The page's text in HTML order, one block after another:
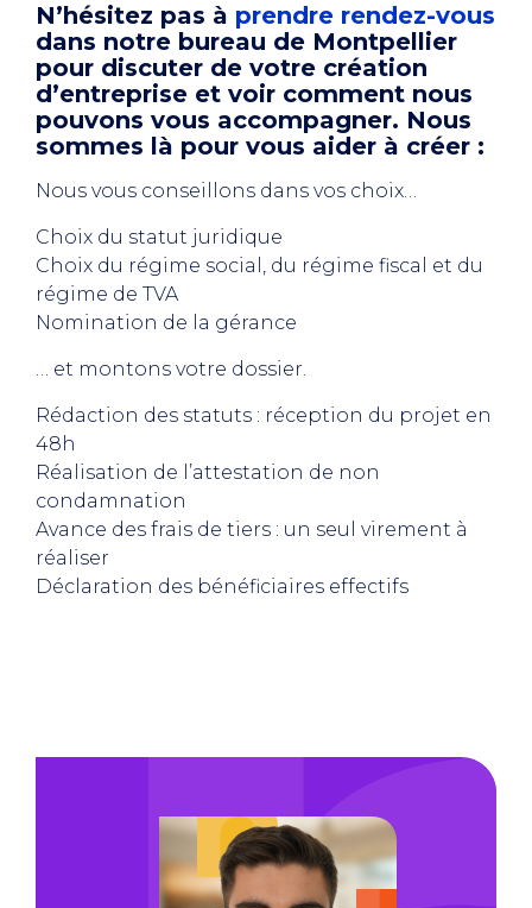
N’hésitez pas à prendre rendez-vous
dans notre bureau de Montpellier
pour discuter de votre création
d’entreprise et voir comment nous
pouvons vous accompagner. Nous
sommes là pour vous aider à créer :
Nous vous conseillons dans vos choix…
Choix du statut juridique
Choix du régime social, du régime fiscal et du
régime de TVA
Nomination de la gérance
… et montons votre dossier.
Rédaction des statuts : réception du projet en
48h
Réalisation de l’attestation de non
condamnation
Avance des frais de tiers : un seul virement à
réaliser
Déclaration des bénéficiaires effectifs